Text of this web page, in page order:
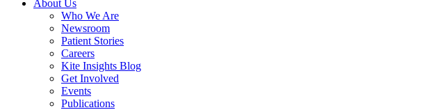
About Us
Who We Are
Newsroom
Patient Stories
Careers
Kite Insights Blog
Get Involved
Events
Publications